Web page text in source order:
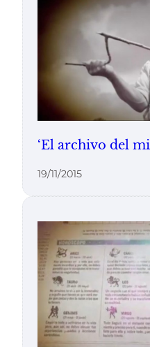
‘El archivo del
19/11/2015